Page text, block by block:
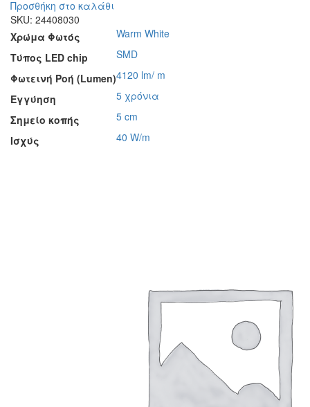
Προσθήκη στο καλάθι
SKU: 24408030
Χρώμα Φωτός
Warm White
Τύπος LED chip
SMD
Φωτεινή Ροή (Lumen)4120 lm/ m
Εγγύηση
5 χρόνια
Σημείο κοπής
5 cm
Ισχύς
40 W/m